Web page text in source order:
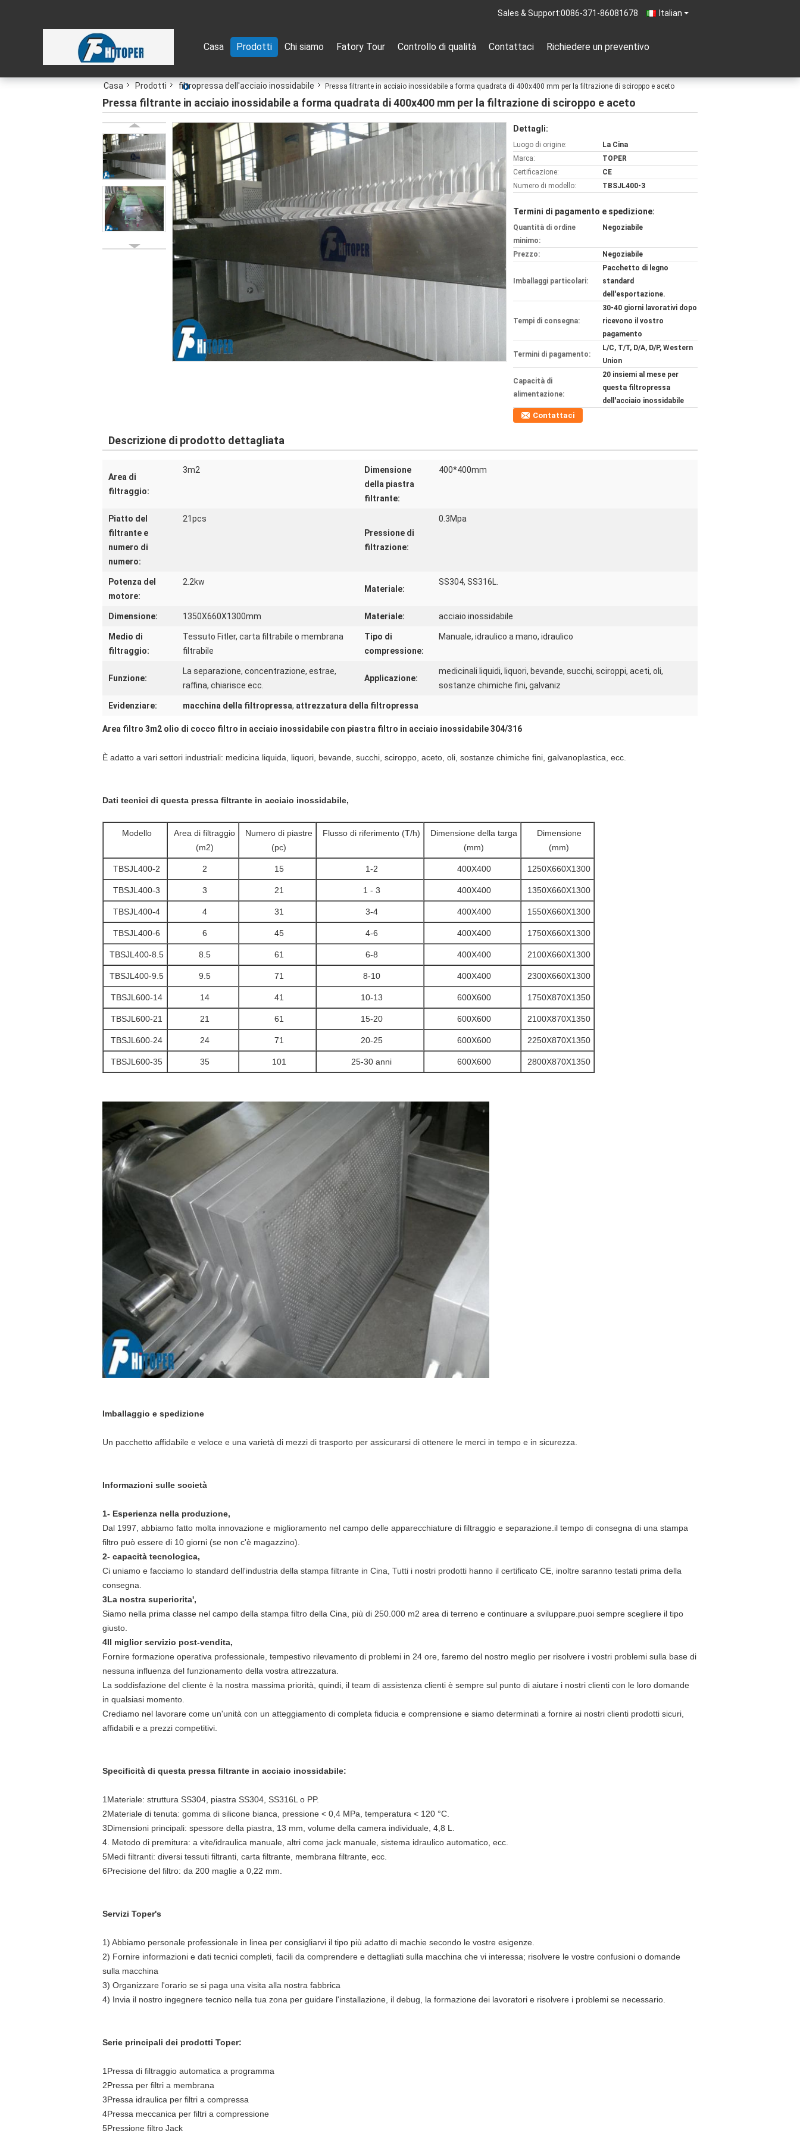
Italian
Sales & Support:0086-371-86081678
Casa Prodotti Chi siamo Fatory Tour Controllo di qualità Contattaci Richiedere un preventivo
Casa Prodotti filtropressa dell'acciaio inossidabile Pressa filtrante in acciaio inossidabile a forma quadrata di 400x400 mm per la filtrazione di sciroppo e aceto
Pressa filtrante in acciaio inossidabile a forma quadrata di 400x400 mm per la filtrazione di sciroppo e aceto
Dettagli:
Luogo di origine:
La Cina
Marca:
TOPER
Certificazione:
CE
Numero di modello:
TBSJL400-3
Termini di pagamento e spedizione:
Quantità di ordine
minimo:
Negoziabile
Prezzo: Negoziabile
Imballaggi particolari:
Pacchetto di legno
standard
dell'esportazione.
Tempi di consegna:
30-40 giorni lavorativi dopo
ricevono il vostro
pagamento
Termini di pagamento:
L/C, T/T, D/A, D/P, Western
Union
Capacità di
alimentazione:
20 insiemi al mese per
questa filtropressa
dell'acciaio inossidabile
Contattaci
Descrizione di prodotto dettagliata
Area di
filtraggio:
3m2
Dimensione
della piastra
filtrante:
400*400mm
Piatto del
filtrante e
numero di
numero:
21pcs
Pressione di
filtrazione:
0.3Mpa
Potenza del
motore:
2.2kw
Materiale:
SS304, SS316L.
Dimensione: 1350X660X1300mm Materiale: acciaio inossidabile
Medio di
filtraggio:
Tessuto Fitler, carta filtrabile o membrana
filtrabile
Tipo di
compressione:
Manuale, idraulico a mano, idraulico
Funzione:
La separazione, concentrazione, estrae,
raffina, chiarisce ecc.
Applicazione:
medicinali liquidi, liquori, bevande, succhi, sciroppi, aceti, oli,
sostanze chimiche fini, galvaniz
Evidenziare: macchina della filtropressa, attrezzatura della filtropressa
Area filtro 3m2 olio di cocco filtro in acciaio inossidabile con piastra filtro in acciaio inossidabile 304/316
È adatto a vari settori industriali: medicina liquida, liquori, bevande, succhi, sciroppo, aceto, oli, sostanze chimiche fini, galvanoplastica, ecc.
Dati tecnici di questa pressa filtrante in acciaio inossidabile,
Modello
Area di filtraggio
(m2)
Numero di piastre
(pc)
Flusso di riferimento (T/h)
Dimensione della targa
(mm)
Dimensione
(mm)
TBSJL400-2 2 15 1-2 400X400 1250X660X1300
TBSJL400-3 3 21 1 - 3 400X400 1350X660X1300
TBSJL400-4 4 31 3-4 400X400 1550X660X1300
TBSJL400-6 6 45 4-6 400X400 1750X660X1300
TBSJL400-8.5 8.5 61 6-8 400X400 2100X660X1300
TBSJL400-9.5 9.5 71 8-10 400X400 2300X660X1300
TBSJL600-14 14 41 10-13 600X600 1750X870X1350
TBSJL600-21 21 61 15-20 600X600 2100X870X1350
TBSJL600-24 24 71 20-25 600X600 2250X870X1350
TBSJL600-35 35 101 25-30 anni 600X600 2800X870X1350
Imballaggio e spedizione
Un pacchetto affidabile e veloce e una varietà di mezzi di trasporto per assicurarsi di ottenere le merci in tempo e in sicurezza.
Informazioni sulle società
1- Esperienza nella produzione,
Dal 1997, abbiamo fatto molta innovazione e miglioramento nel campo delle apparecchiature di filtraggio e separazione.il tempo di consegna di una stampa
filtro può essere di 10 giorni (se non c'è magazzino).
2- capacità tecnologica,
Ci uniamo e facciamo lo standard dell'industria della stampa filtrante in Cina, Tutti i nostri prodotti hanno il certificato CE, inoltre saranno testati prima della
consegna.
3La nostra superiorita',
Siamo nella prima classe nel campo della stampa filtro della Cina, più di 250.000 m2 area di terreno e continuare a sviluppare.puoi sempre scegliere il tipo
giusto.
4Il miglior servizio post-vendita,
Fornire formazione operativa professionale, tempestivo rilevamento di problemi in 24 ore, faremo del nostro meglio per risolvere i vostri problemi sulla base di
nessuna influenza del funzionamento della vostra attrezzatura.
La soddisfazione del cliente è la nostra massima priorità, quindi, il team di assistenza clienti è sempre sul punto di aiutare i nostri clienti con le loro domande
in qualsiasi momento.
Crediamo nel lavorare come un'unità con un atteggiamento di completa fiducia e comprensione e siamo determinati a fornire ai nostri clienti prodotti sicuri,
affidabili e a prezzi competitivi.
Specificità di questa pressa filtrante in acciaio inossidabile:
1Materiale: struttura SS304, piastra SS304, SS316L o PP.
2Materiale di tenuta: gomma di silicone bianca, pressione < 0,4 MPa, temperatura < 120 °C.
3Dimensioni principali: spessore della piastra, 13 mm, volume della camera individuale, 4,8 L.
4. Metodo di premitura: a vite/idraulica manuale, altri come jack manuale, sistema idraulico automatico, ecc.
5Medi filtranti: diversi tessuti filtranti, carta filtrante, membrana filtrante, ecc.
6Precisione del filtro: da 200 maglie a 0,22 mm.
Servizi Toper's
1) Abbiamo personale professionale in linea per consigliarvi il tipo più adatto di machie secondo le vostre esigenze.
2) Fornire informazioni e dati tecnici completi, facili da comprendere e dettagliati sulla macchina che vi interessa; risolvere le vostre confusioni o domande
sulla macchina
3) Organizzare l'orario se si paga una visita alla nostra fabbrica
4) Invia il nostro ingegnere tecnico nella tua zona per guidare l'installazione, il debug, la formazione dei lavoratori e risolvere i problemi se necessario.
Serie principali dei prodotti Toper:
1Pressa di filtraggio automatica a programma
2Pressa per filtri a membrana
3Pressa idraulica per filtri a compressa
4Pressa meccanica per filtri a compressione
5Pressione filtro Jack